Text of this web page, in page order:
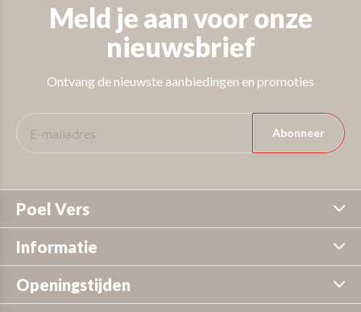
Meld je aan voor onze
nieuwsbrief
Ontvang de nieuwste aanbiedingen en promoties
Abonneer
Poel Vers
Informatie
Openingstijden